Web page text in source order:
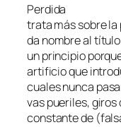
Perdida
tra­ta más so­bre la
da nom­bre al
un prin­ci­pio
ar­ti­fi­cio que
cua­les nun­ca
vas pue­ri­les,
cons­tan­te de